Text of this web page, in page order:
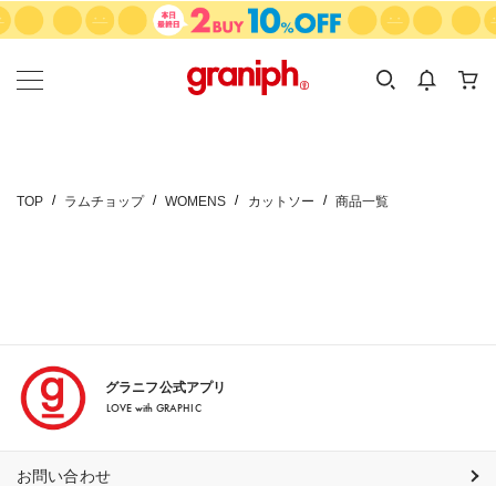
カテゴリーから探す
KIDS
カテゴリ
サイズ
TOP ラムチョップ WOMENS カットソー 商品一覧
グラニフ公式アプリ
LOVE with GRAPHIC
お問い合わせ